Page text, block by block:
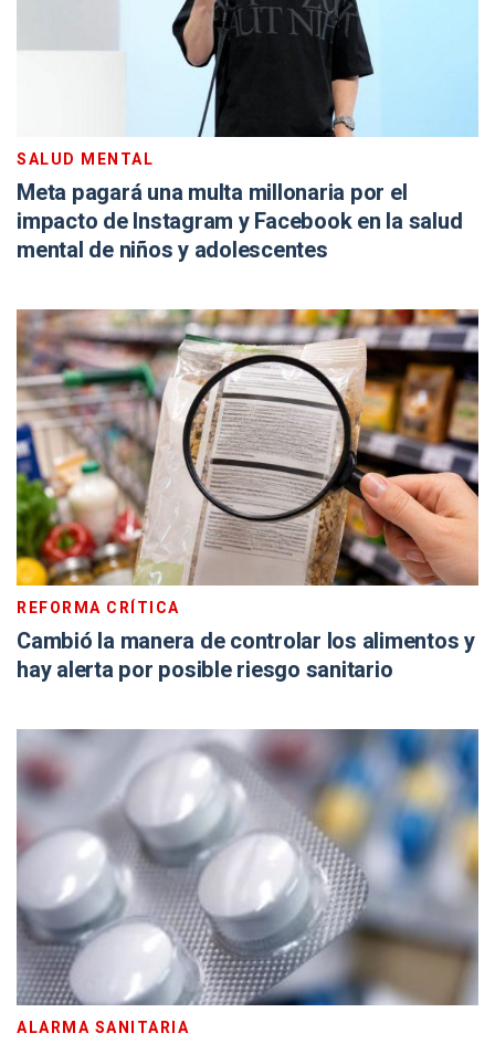
SALUD MENTAL
Meta pagará una multa millonaria por el
impacto de Instagram y Facebook en la salud
mental de niños y adolescentes
REFORMA CRÍTICA
Cambió la manera de controlar los alimentos y
hay alerta por posible riesgo sanitario
ALARMA SANITARIA